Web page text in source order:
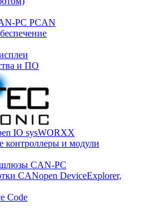
PC PCAN
и ПО
IO sysWORXX
и модули
CAN-PC
CANopen DeviceExplorer,
Code